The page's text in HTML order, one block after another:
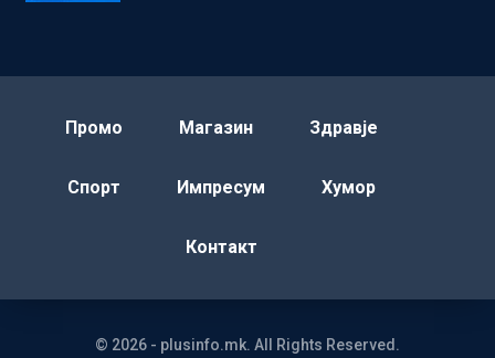
Промо Магазин Здравје
Спорт Импресум Хумор
Контакт
© 2026 - plusinfo.mk. All Rights Reserved.